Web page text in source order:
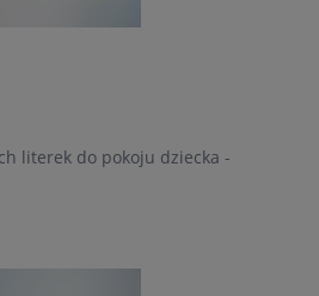
literek do pokoju dziecka -